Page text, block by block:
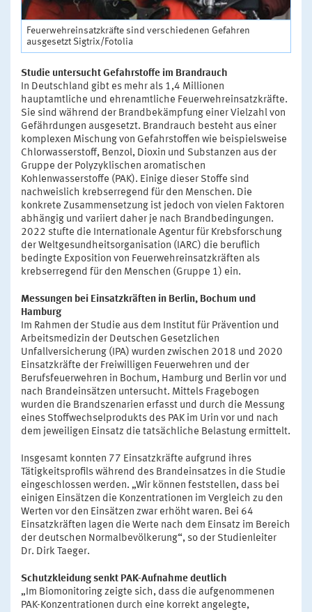
Feuerwehreinsatzkräfte sind verschiedenen Gefahren
ausgesetzt Sigtrix/Fotolia
Studie untersucht Gefahrstoffe im Brandrauch
In Deutschland gibt es mehr als 1,4 Millionen
hauptamtliche und ehrenamtliche Feuerwehreinsatzkräfte.
Sie sind während der Brandbekämpfung einer Vielzahl von
Gefährdungen ausgesetzt. Brandrauch besteht aus einer
komplexen Mischung von Gefahrstoffen wie beispielsweise
Chlorwasserstoff, Benzol, Dioxin und Substanzen aus der
Gruppe der Polyzyklischen aromatischen
Kohlenwasserstoffe (PAK). Einige dieser Stoffe sind
nachweislich krebserregend für den Menschen. Die
konkrete Zusammensetzung ist jedoch von vielen Faktoren
abhängig und variiert daher je nach Brandbedingungen.
2022 stufte die Internationale Agentur für Krebsforschung
der Weltgesundheitsorganisation (IARC) die beruflich
bedingte Exposition von Feuerwehreinsatzkräften als
krebserregend für den Menschen (Gruppe 1) ein.
Messungen bei Einsatzkräften in Berlin, Bochum und
Hamburg
Im Rahmen der Studie aus dem Institut für Prävention und
Arbeitsmedizin der Deutschen Gesetzlichen
Unfallversicherung (IPA) wurden zwischen 2018 und 2020
Einsatzkräfte der Freiwilligen Feuerwehren und der
Berufsfeuerwehren in Bochum, Hamburg und Berlin vor und
nach Brandeinsätzen untersucht. Mittels Fragebogen
wurden die Brandszenarien erfasst und durch die Messung
eines Stoffwechselprodukts des PAK im Urin vor und nach
dem jeweiligen Einsatz die tatsächliche Belastung ermittelt.
Insgesamt konnten 77 Einsatzkräfte aufgrund ihres
Tätigkeitsprofils während des Brandeinsatzes in die Studie
eingeschlossen werden. „Wir können feststellen, dass bei
einigen Einsätzen die Konzentrationen im Vergleich zu den
Werten vor den Einsätzen zwar erhöht waren. Bei 64
Einsatzkräften lagen die Werte nach dem Einsatz im Bereich
der deutschen Normalbevölkerung“, so der Studienleiter
Dr. Dirk Taeger.
Schutzkleidung senkt PAK-Aufnahme deutlich
„Im Biomonitoring zeigte sich, dass die aufgenommenen
PAK-Konzentrationen durch eine korrekt angelegte,